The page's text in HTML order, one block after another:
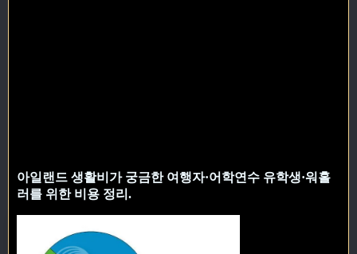
아일랜드 생활비가 궁금한 여행자·어학연수 유학생·워홀
러를 위한 비용 정리.